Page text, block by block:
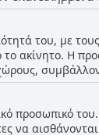
κάποιους.
οι
του, με
ακίνητο. Η
του γοητεία.
του
προσωπικό του.
να